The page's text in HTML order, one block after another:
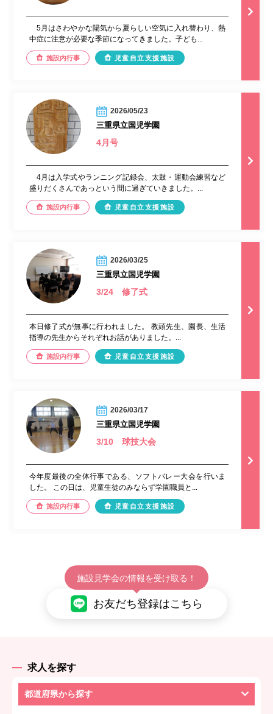
5月はさわやかな陽気から夏らしい空気に入れ替わり、熱
中症に注意が必要な季節になってきました。子ども...
施設内行事 児童自立支援施設
2026/05/23
三重県立国児学園
4月号
4月は入学式やランニング記録会、太鼓・運動会練習など
盛りだくさんであっという間に過ぎていきました。...
施設内行事 児童自立支援施設
2026/03/25
三重県立国児学園
3/24 修了式
本日修了式が無事に行われました。 教頭先生、園長、生活
指導の先生からそれぞれお話がありました。...
施設内行事 児童自立支援施設
2026/03/17
三重県立国児学園
3/10 球技大会
今年度最後の全体行事である、ソフトバレー大会を行いま
した。 この日は、児童生徒のみならず学園職員と...
施設内行事 児童自立支援施設
施設見学会の情報を受け取る！
お友だち登録はこちら
求人を探す
都道府県から探す